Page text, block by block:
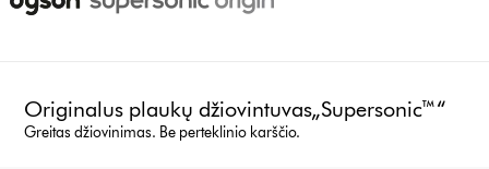
Originalus plaukų džiovintuvas„Supersonic™“
Greitas džiovinimas. Be perteklinio karščio.